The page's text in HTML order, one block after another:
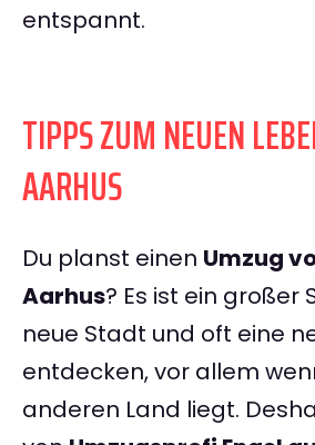
entspannt.
TIPPS ZUM NEUEN
AARHUS
Du planst einen Umzug
Aarhus? Es ist ein großer
neue Stadt und oft eine
entdecken, vor allem
anderen Land liegt.